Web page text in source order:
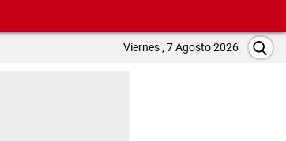
Viernes , 7 Agosto 2026